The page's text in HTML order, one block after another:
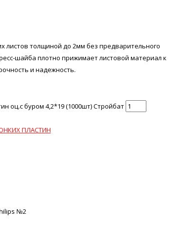
листов толщиной до 2мм без предварительного
шайба плотно прижимает листовой материал к
и надежность.
оц.с буром 4,2*19 (1000шт) Стройбат
ПЛАСТИН
№2